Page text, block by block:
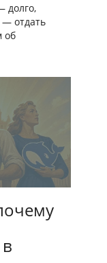
долго,
— отдать
об